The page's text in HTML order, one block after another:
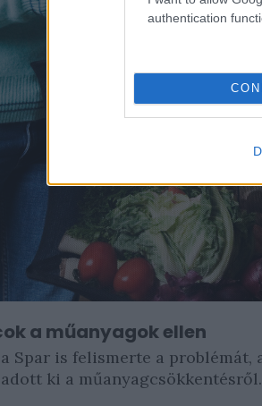
authentication
a műanyagok ellen
Spar is felismerte a
ki a műanyagcsökkentésről.